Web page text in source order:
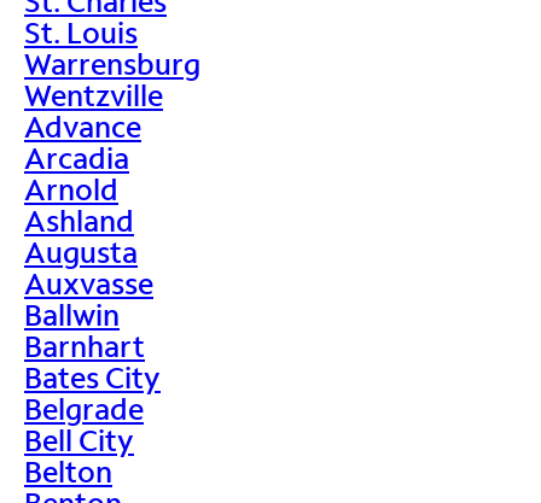
St. Louis
Warrensburg
Wentzville
Advance
Arcadia
Arnold
Ashland
Augusta
Auxvasse
Ballwin
Barnhart
Bates City
Belgrade
Bell City
Belton